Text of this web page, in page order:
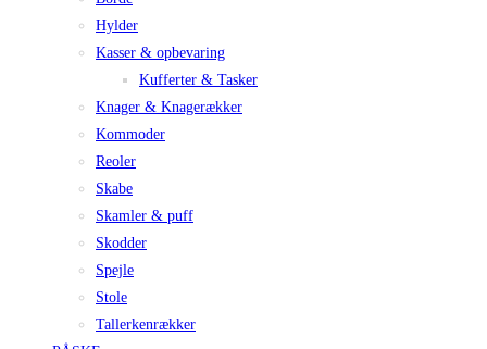
Hylder
Kasser & opbevaring
Kufferter & Tasker
Knager & Knagerækker
Kommoder
Reoler
Skabe
Skamler & puff
Skodder
Spejle
Stole
Tallerkenrækker